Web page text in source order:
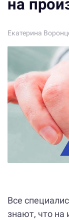
на
Екатерина
Все
знают, что на